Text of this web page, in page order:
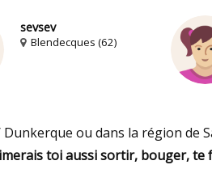
sevsev
Blendecques (62)
ou dans la région
toi aussi sortir, bouger, te